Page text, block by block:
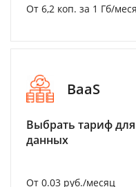
От 6,2 коп. за 1 Гб/
BaaS
Выбрать тариф
данных
От 0.03 руб./месяц